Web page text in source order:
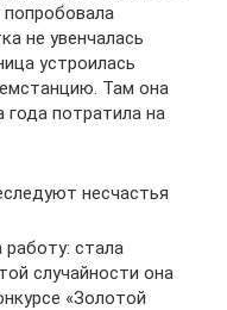
не увенчалась
устроилась
Там она
года потратила на
несчастья
стала
случайности она
«Золотой